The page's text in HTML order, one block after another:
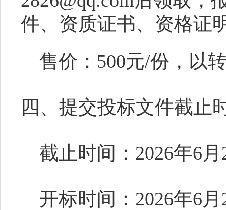
件、资质证书、资格证
售价： 500元/份，以
四、提交投标文件截止
截止时间： 2026年6月
开标时间： 2026年6月